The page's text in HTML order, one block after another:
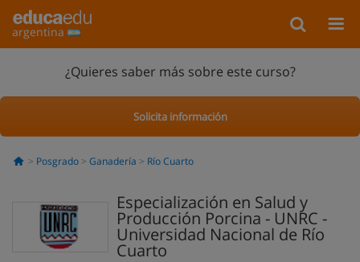
argentina
¿Quieres saber más sobre este curso?
Solicita información
Posgrado Ganadería Río Cuarto
Especialización en Salud y
Producción Porcina - UNRC -
Universidad Nacional de Río
Cuarto